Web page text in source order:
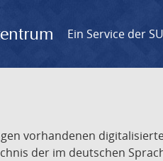
Ein Service der
vorhandenen
der im deutschen